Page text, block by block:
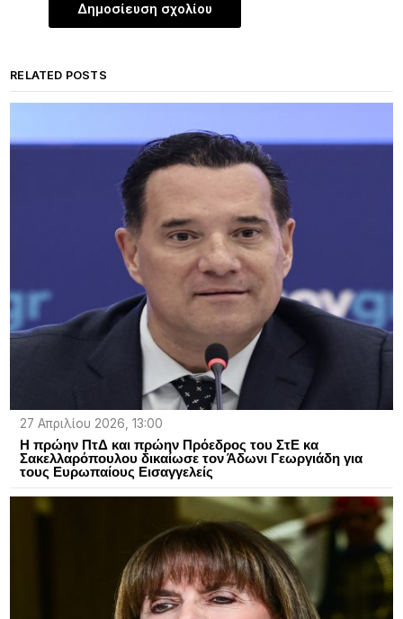
RELATED POSTS
27 Απριλίου 2026, 13:00
Η πρώην ΠτΔ και πρώην Πρόεδρος του ΣτΕ κα
Σακελλαρόπουλου δικαίωσε τον Άδωνι Γεωργιάδη για
τους Ευρωπαίους Εισαγγελείς